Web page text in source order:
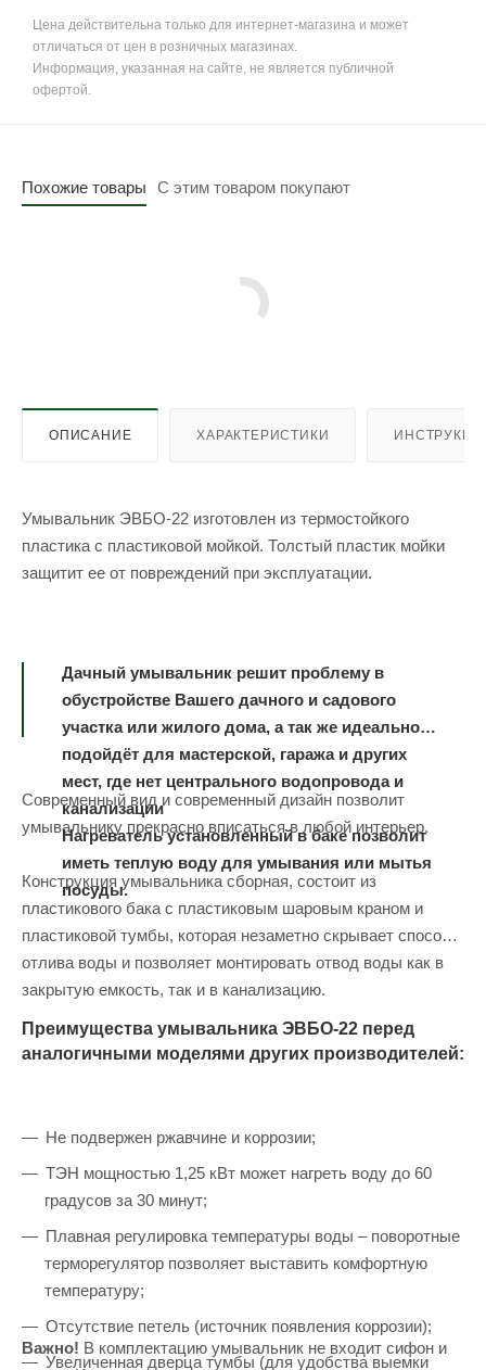
Цена действительна только для интернет-магазина и может
отличаться от цен в розничных магазинах.
Информация, указанная на сайте, не является публичной
офертой.
Похожие товары С этим товаром покупают
ОПИСАНИЕ ХАРАКТЕРИСТИКИ
Умывальник ЭВБО-22 изготовлен из термостойкого
пластика с пластиковой мойкой. Толстый пластик мойки
защитит ее от повреждений при эксплуатации.
Дачный умывальник решит проблему в
обустройстве Вашего дачного и садового
участка или жилого дома, а так же идеально
подойдёт для мастерской, гаража и других
мест, где нет центрального водопровода и
канализации
Нагреватель установленный в баке позволит
иметь теплую воду для умывания или мытья
посуды.
Современный вид и современный дизайн позволит
умывальнику прекрасно вписаться в любой интерьер.
Конструкция умывальника сборная, состоит из
пластикового бака с пластиковым шаровым краном и
пластиковой тумбы, которая незаметно скрывает способ
отлива воды и позволяет монтировать отвод воды как в
закрытую емкость, так и в канализацию.
Преимущества умывальника ЭВБО-22 перед
аналогичными моделями других производителей:
Не подвержен ржавчине и коррозии;
ТЭН мощностью 1,25 кВт может нагреть воду до 60
градусов за 30 минут;
Плавная регулировка температуры воды – поворотные
терморегулятор позволяет выставить комфортную
температуру;
Отсутствие петель (источник появления коррозии);
Увеличенная дверца тумбы (для удобства выемки
Важно! В комплектацию умывальник не входит сифон и